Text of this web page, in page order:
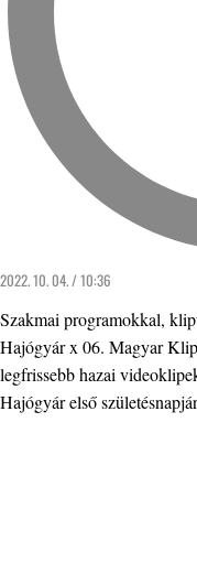
2022. 10. 04. / 10:36
Szakmai programokkal,
Hajógyár x 06. Magyar
legfrissebb hazai
Hajógyár első